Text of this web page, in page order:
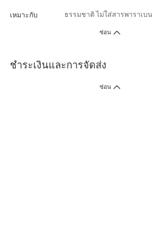
เหมาะกับ ธรรมชาติไม่ใส่สารพาราเบน
ซ่อน
ชำระเงินและการจัดส่ง
ซ่อน